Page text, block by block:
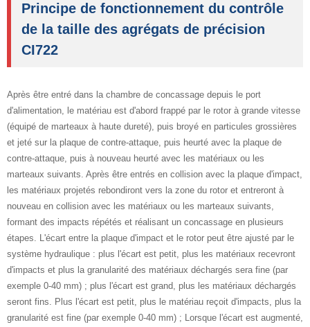
Principe de fonctionnement du contrôle
de la taille des agrégats de précision
CI722
Après être entré dans la chambre de concassage depuis le port
d'alimentation, le matériau est d'abord frappé par le rotor à grande vitesse
(équipé de marteaux à haute dureté), puis broyé en particules grossières
et jeté sur la plaque de contre-attaque, puis heurté avec la plaque de
contre-attaque, puis à nouveau heurté avec les matériaux ou les
marteaux suivants. Après être entrés en collision avec la plaque d'impact,
les matériaux projetés rebondiront vers la zone du rotor et entreront à
nouveau en collision avec les matériaux ou les marteaux suivants,
formant des impacts répétés et réalisant un concassage en plusieurs
étapes. L'écart entre la plaque d'impact et le rotor peut être ajusté par le
système hydraulique : plus l'écart est petit, plus les matériaux recevront
d'impacts et plus la granularité des matériaux déchargés sera fine (par
exemple 0-40 mm) ; plus l'écart est grand, plus les matériaux déchargés
seront fins. Plus l'écart est petit, plus le matériau reçoit d'impacts, plus la
granularité est fine (par exemple 0-40 mm) ; Lorsque l'écart est augmenté,